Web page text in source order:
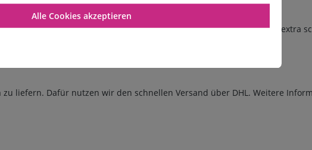
Premium E-Liquid einen kindersicheren Verschluss und einen extra
liefern. Dafür nutzen wir den schnellen Versand über DHL. Weitere
Alle Cookies akzeptieren